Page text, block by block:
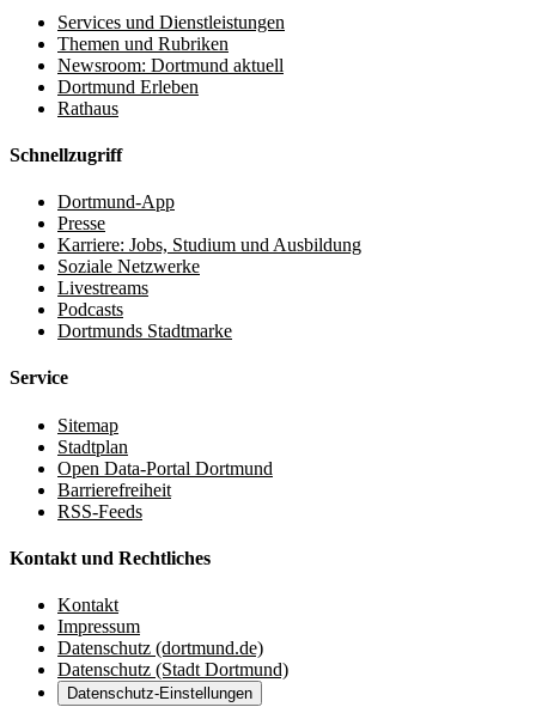
Services und Dienstleistungen
Themen und Rubriken
Newsroom: Dortmund aktuell
Dortmund Erleben
Rathaus
Schnellzugriff
Dortmund-App
Presse
Karriere: Jobs, Studium und Ausbildung
Soziale Netzwerke
Livestreams
Podcasts
Dortmunds Stadtmarke
Service
Sitemap
Stadtplan
Open Data-Portal Dortmund
Barrierefreiheit
RSS-Feeds
Kontakt und Rechtliches
Kontakt
Impressum
Datenschutz (dortmund.de)
Datenschutz (Stadt Dortmund)
Datenschutz-Einstellungen